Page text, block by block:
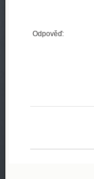
Odpověď: